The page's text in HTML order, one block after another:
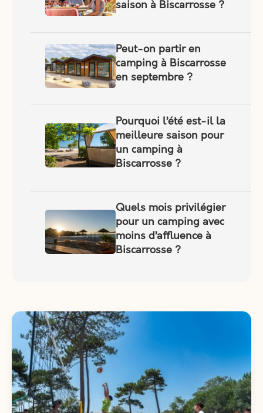
saison à Biscarrosse ?
Peut-on partir en
camping à Biscarrosse
en septembre ?
Pourquoi l’été est-il la
meilleure saison pour
un camping à
Biscarrosse ?
Quels mois privilégier
pour un camping avec
moins d’affluence à
Biscarrosse ?